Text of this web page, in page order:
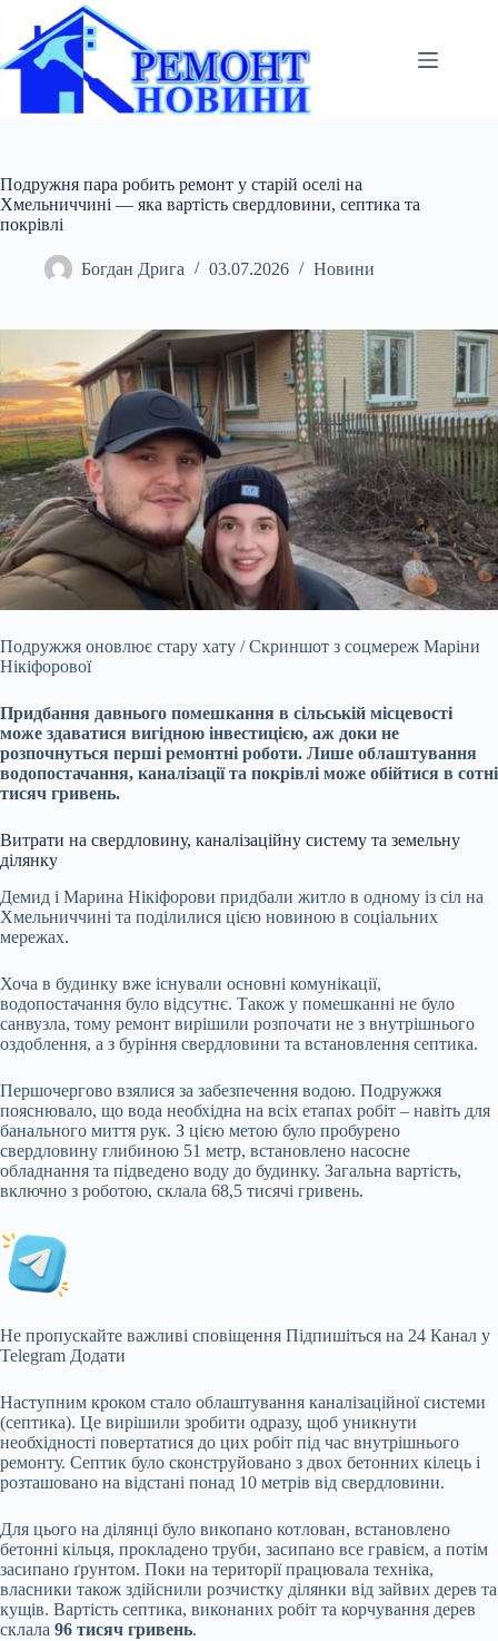
вмісту
Подружня пара робить ремонт у старій оселі на
Хмельниччині — яка вартість свердловини, септика та
покрівлі
Богдан Дрига 03.07.2026 Новини
Подружжя оновлює стару хату / Скриншот з соцмереж Маріни
Нікіфорової
Придбання давнього помешкання в сільській місцевості
може здаватися вигідною інвестицією, аж доки не
розпочнуться перші ремонтні роботи. Лише облаштування
водопостачання, каналізації та покрівлі може обійтися в сотні
тисяч гривень.
Витрати на свердловину, каналізаційну систему та земельну
ділянку
Демид і Марина Нікіфорови придбали житло в одному із сіл на
Хмельниччині та поділилися цією новиною в соціальних
мережах.
Хоча в будинку вже існували основні комунікації,
водопостачання було відсутнє. Також у помешканні не було
санвузла, тому ремонт вирішили розпочати не з внутрішнього
оздоблення, а з буріння свердловини та встановлення септика.
Першочергово взялися за забезпечення водою. Подружжя
пояснювало, що вода необхідна на всіх етапах робіт – навіть для
банального миття рук. З цією метою було пробурено
свердловину глибиною 51 метр, встановлено насосне
обладнання та підведено воду до будинку. Загальна вартість,
включно з роботою, склала 68,5 тисячі гривень.
Не пропускайте важливі сповіщення Підпишіться на 24 Канал у
Telegram Додати
Наступним кроком стало облаштування каналізаційної системи
(септика). Це вирішили зробити одразу, щоб уникнути
необхідності повертатися до цих робіт під час внутрішнього
ремонту. Септик було сконструйовано з двох бетонних кілець і
розташовано на відстані понад 10 метрів від свердловини.
Для цього на ділянці було викопано котлован, встановлено
бетонні кільця, прокладено труби, засипано все гравієм, а потім
засипано ґрунтом. Поки на території працювала техніка,
власники також здійснили розчистку ділянки від зайвих дерев та
кущів. Вартість септика, виконаних робіт та корчування дерев
склала 96 тисяч гривень.